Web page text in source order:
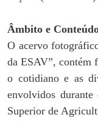
Âmbito e
O acervo
da ESAV”, contém
o cotidiano e as
envolvidos
Superior de